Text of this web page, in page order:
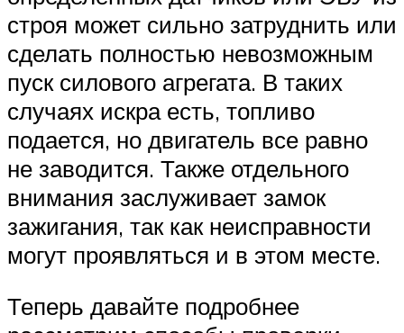
строя может сильно затруднить или
сделать полностью невозможным
пуск силового агрегата. В таких
случаях искра есть, топливо
подается, но двигатель все равно
не заводится. Также отдельного
внимания заслуживает замок
зажигания, так как неисправности
могут проявляться и в этом месте.
Теперь давайте подробнее